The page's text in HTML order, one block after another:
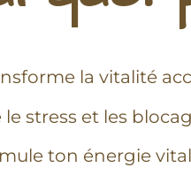
la vitalité
le stress et les
ton énergie